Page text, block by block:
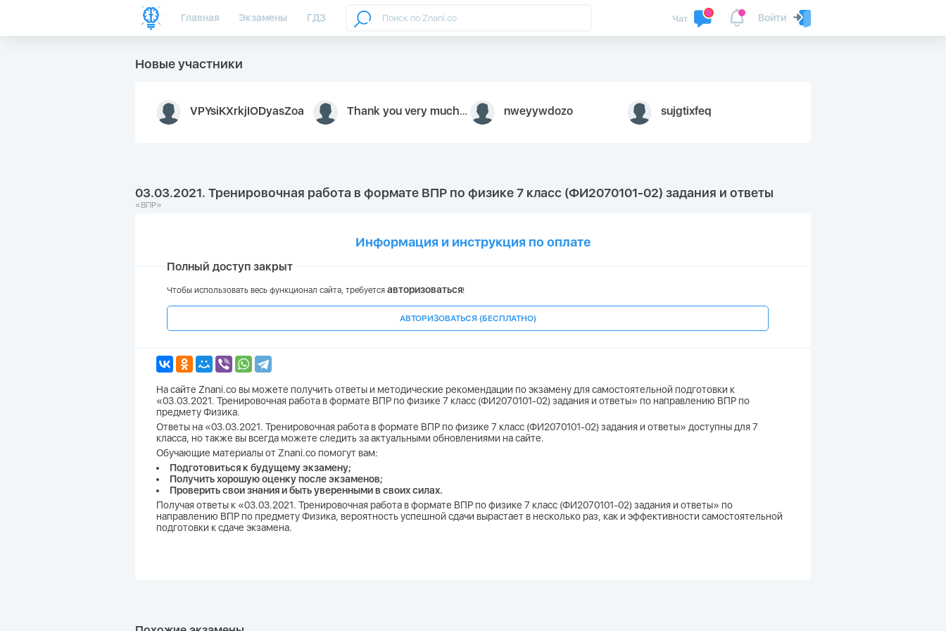
Главная Экзамены ГДЗ Войти
Чат
Новые участники
VPYsiKXrkjIODyasZoa Thank you very much for your inquiry We appreciate you 9126052 https://youtube.com faceapple ! nweyywdozo sujgtixfeq
03.03.2021. Тренировочная работа в формате ВПР по физике 7 класс (ФИ2070101-02) задания и ответы
«ВПР»
Информация и инструкция по оплате
Полный доступ закрыт
Чтобы использовать весь функционал сайта, требуется авторизоваться!
АВТОРИЗОВАТЬСЯ (БЕСПЛАТНО)
На сайте Znani.co вы можете получить ответы и методические рекомендации по экзамену для самостоятельной подготовки к
«03.03.2021. Тренировочная работа в формате ВПР по физике 7 класс (ФИ2070101-02) задания и ответы» по направлению ВПР по
предмету Физика.
Ответы на «03.03.2021. Тренировочная работа в формате ВПР по физике 7 класс (ФИ2070101-02) задания и ответы» доступны для 7
класса, но также вы всегда можете следить за актуальными обновлениями на сайте.
Обучающие материалы от Znani.co помогут вам:
Подготовиться к будущему экзамену;
Получить хорошую оценку после экзаменов;
Проверить свои знания и быть уверенными в своих силах.
Получая ответы к «03.03.2021. Тренировочная работа в формате ВПР по физике 7 класс (ФИ2070101-02) задания и ответы» по
направлению ВПР по предмету Физика, вероятность успешной сдачи вырастает в несколько раз, как и эффективности самостоятельной
подготовки к сдаче экзамена.